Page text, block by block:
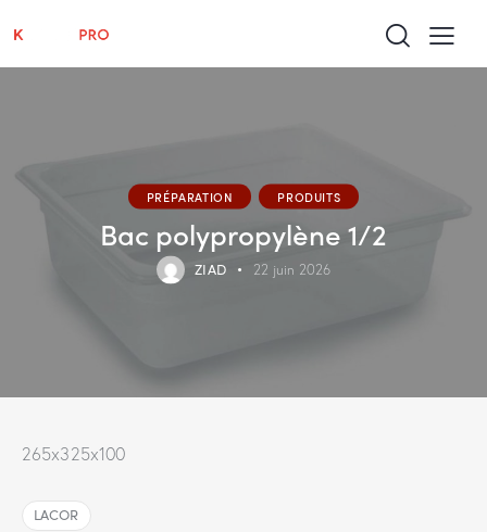
PRÉPARATION PRODUITS
Bac polypropylène 1/2
ZIAD 22 juin 2026
265x325x100
LACOR